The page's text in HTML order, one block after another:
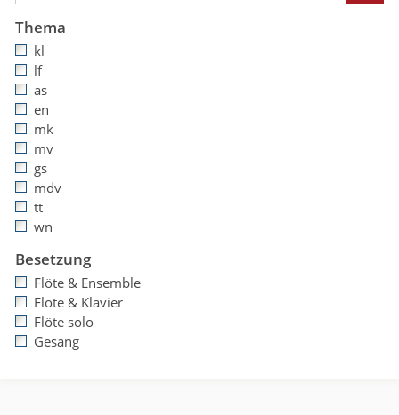
Thema
kl
lf
as
en
mk
mv
gs
mdv
tt
wn
Besetzung
Flöte & Ensemble
Flöte & Klavier
Flöte solo
Gesang